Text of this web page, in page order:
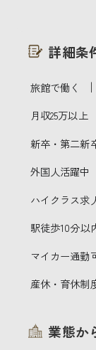
詳細条
旅館で働く ｜
月収25万以上
新卒・第二新
外国人活躍中
ハイクラス求
駅徒歩10分以
マイカー通勤
産休・育休制
業態か